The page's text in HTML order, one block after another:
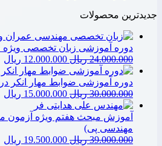
جدیدترین محصولات
دوره آموزشی زبان تخصصی ویژه
24.000.000 ریال قیمت
اصلی:
24.000.000
ریال
بود.
12.000.000 ریال
دوره آموزشی ضوابط مهار انکر
30.000.000 ریال قیمت
اصلی:
30.000.000
بود.
15.000.000 ریال
آموزش مبحث هفتم ویژه آزمون
مهندسی پی)
39.000.000 ریال قیمت
19.500.000 ریال